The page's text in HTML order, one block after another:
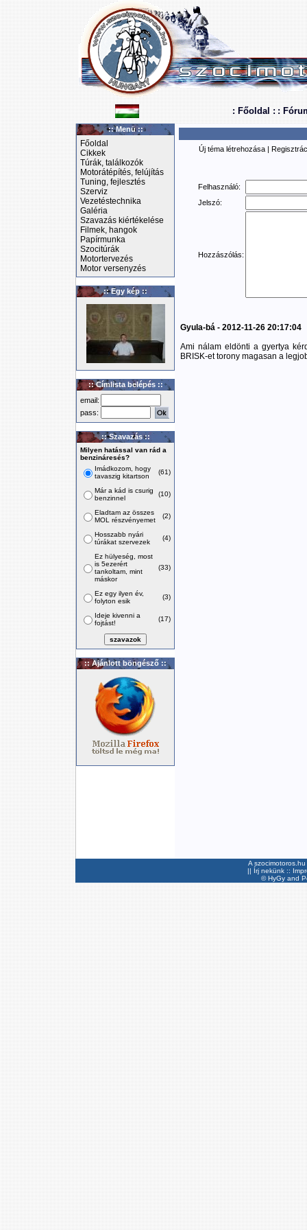
: Főoldal : :
:: Menü ::
Főoldal
Cikkek
Túrák, találkozók
Motorátépítés, felújítás
Tuning, fejlesztés
Szerviz
Vezetéstechnika
Galéria
Szavazás kiértékelése
Filmek, hangok
Papírmunka
Szocitúrák
Motortervezés
Motor versenyzés
:: Egy kép ::
:: Címlista belépés ::
email:
pass:
:: Szavazás ::
Milyen hatással van rád a
benzináresés?
Imádkozom, hogy
tavaszig kitartson
(61)
Már a kád is csurig
benzinnel
(10)
Eladtam az összes
MOL részvényemet
(2)
Hosszabb nyári
túrákat szervezek
(4)
Ez hülyeség, most
is 5ezerért
tankoltam, mint
máskor
(33)
Ez egy ilyen év,
folyton esik
(3)
Ideje kivenni a
fojtást!
(17)
:: Ajánlott böngésző ::
Új téma létrehozása |
Felhasználó:
Jelszó:
Hozzászólás:
Gyula-bá - 2012-11-26 20:17:04
Ami nálam eldönti a gyertya
BRISK-et torony magasan a
A
|| Írj nekünk ::
©HyGyand